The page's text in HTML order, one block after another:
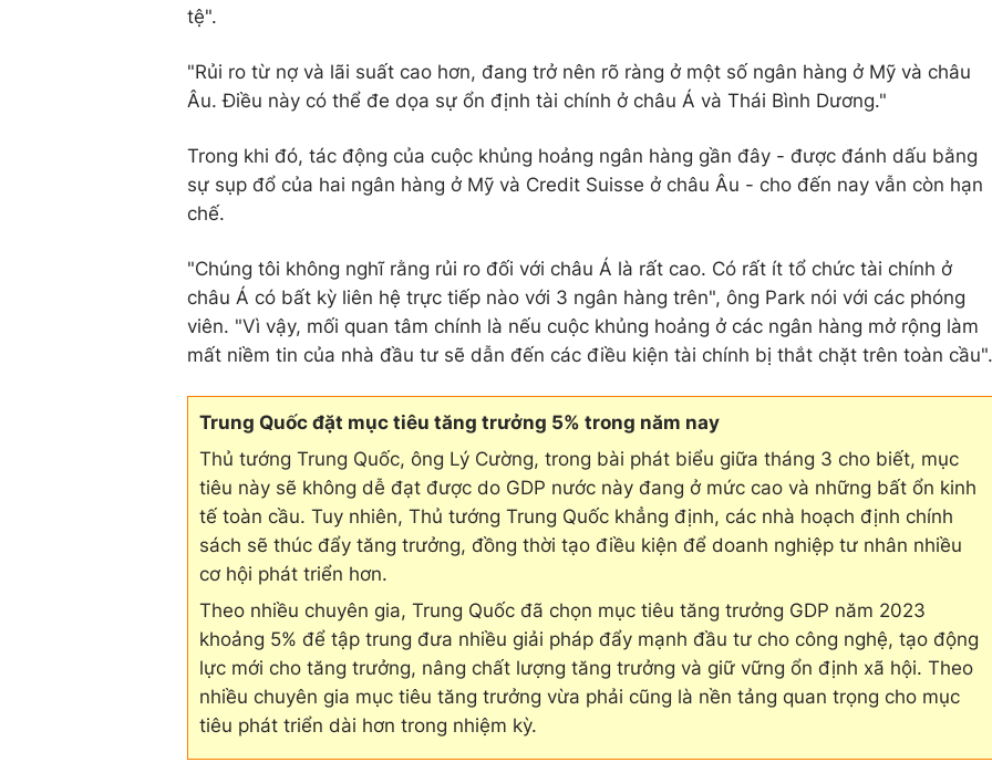
tệ".
"Rủi ro từ nợ và lãi suất cao hơn, đang trở nên rõ ràng ở một số ngân hàng ở Mỹ và châu
Âu. Điều này có thể đe dọa sự ổn định tài chính ở châu Á và Thái Bình Dương."
Trong khi đó, tác động của cuộc khủng hoảng ngân hàng gần đây - được đánh dấu bằng
sự sụp đổ của hai ngân hàng ở Mỹ và Credit Suisse ở châu Âu - cho đến nay vẫn còn hạn
chế.
"Chúng tôi không nghĩ rằng rủi ro đối với châu Á là rất cao. Có rất ít tổ chức tài chính ở
châu Á có bất kỳ liên hệ trực tiếp nào với 3 ngân hàng trên", ông Park nói với các phóng
viên. "Vì vậy, mối quan tâm chính là nếu cuộc khủng hoảng ở các ngân hàng mở rộng làm
mất niềm tin của nhà đầu tư sẽ dẫn đến các điều kiện tài chính bị thắt chặt trên toàn cầu".
Trung Quốc đặt mục tiêu tăng trưởng 5% trong năm nay
Thủ tướng Trung Quốc, ông Lý Cường, trong bài phát biểu giữa tháng 3 cho biết, mục
tiêu này sẽ không dễ đạt được do GDP nước này đang ở mức cao và những bất ổn kinh
tế toàn cầu. Tuy nhiên, Thủ tướng Trung Quốc khẳng định, các nhà hoạch định chính
sách sẽ thúc đẩy tăng trưởng, đồng thời tạo điều kiện để doanh nghiệp tư nhân nhiều
cơ hội phát triển hơn.
Theo nhiều chuyên gia, Trung Quốc đã chọn mục tiêu tăng trưởng GDP năm 2023
khoảng 5% để tập trung đưa nhiều giải pháp đẩy mạnh đầu tư cho công nghệ, tạo động
lực mới cho tăng trưởng, nâng chất lượng tăng trưởng và giữ vững ổn định xã hội. Theo
nhiều chuyên gia mục tiêu tăng trưởng vừa phải cũng là nền tảng quan trọng cho mục
tiêu phát triển dài hơn trong nhiệm kỳ.